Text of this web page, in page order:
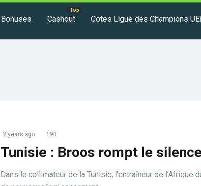
Bonuses Cashout Cotes Ligue des Champions
2 years ago 190
Tunisie : Broos rompt le
Dans le collimateur de la Tunisie, l’entraîneur de l’Afrique